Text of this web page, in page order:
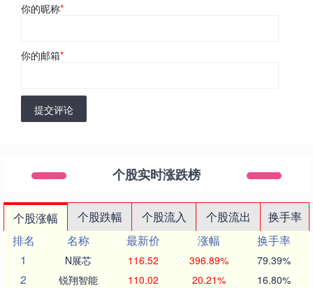
你的昵称*
你的邮箱*
提交评论
个股实时涨跌榜
个股涨幅 个股跌幅 个股流入 个股流出
换手率
排名
名称 最新价 涨幅
换手率
1
N展芯 116.52 396.89% 79.39%
2 锐翔智能 110.02 20.21% 16.80%